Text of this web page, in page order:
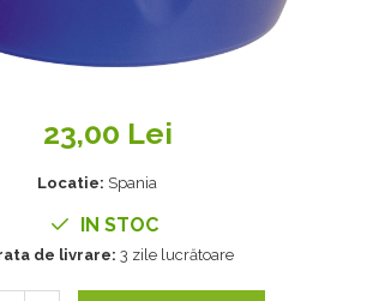
23,00 Lei
Locatie: Spania
IN STOC
de livrare: 3 zile lucrătoare